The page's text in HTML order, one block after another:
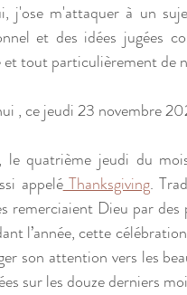
j'ose m'attaquer à un
et des idées jugées
tout particulièrement de
, ce jeudi 23 novembre
le quatrième jeudi du
appelé Thanksgiving.
remerciaient Dieu par
l’année, cette
son attention vers les
sur les douze derniers